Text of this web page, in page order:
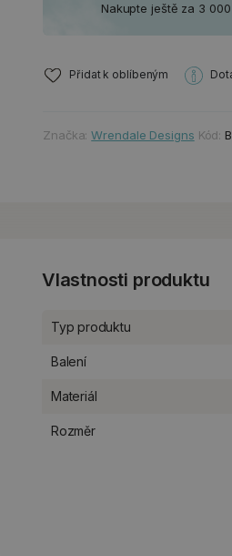
Nakupte ještě za 3
Přidat k oblíbeným
Značka:Wrendale Designs Kód:
Vlastnosti produktu
Typ produktu
Balení
Materiál
Rozměr